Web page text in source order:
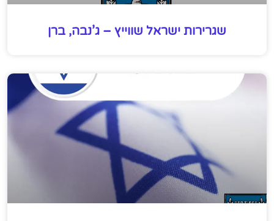
שגרירות ישראל שווייץ – ג’נבה, ברן